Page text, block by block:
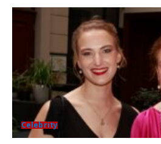
Celebrity